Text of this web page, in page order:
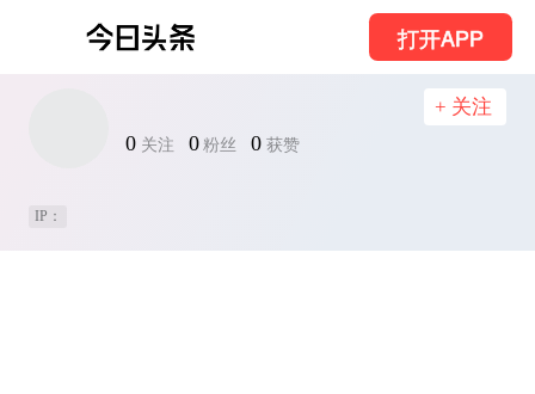
打开APP
0 关注 0 粉丝 0 获赞
+ 关注
IP：